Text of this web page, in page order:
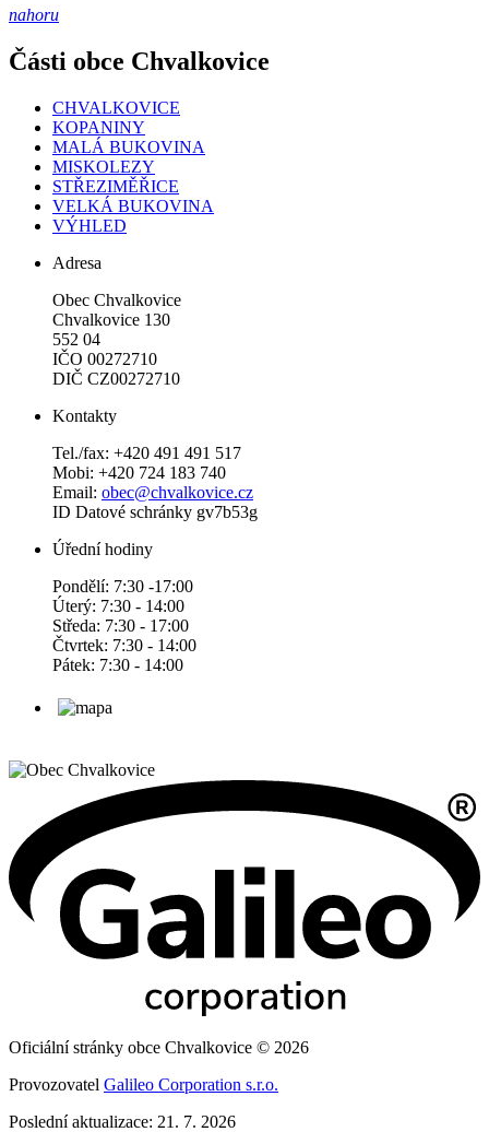
nahoru
Části obce Chvalkovice
CHVALKOVICE
KOPANINY
MALÁ BUKOVINA
MISKOLEZY
STŘEZIMĚŘICE
VELKÁ BUKOVINA
VÝHLED
Adresa
Obec Chvalkovice
Chvalkovice 130
552 04
IČO 00272710
DIČ CZ00272710
Kontakty
Tel./fax: +420 491 491 517
Mobi: +420 724 183 740
Email: obec@chvalkovice.cz
ID Datové schránky gv7b53g
Úřední hodiny
Pondělí: 7:30 -17:00
Úterý: 7:30 - 14:00
Středa: 7:30 - 17:00
Čtvrtek: 7:30 - 14:00
Pátek: 7:30 - 14:00
Oficiální stránky obce Chvalkovice © 2026
Provozovatel Galileo Corporation s.r.o.
Poslední aktualizace: 21. 7. 2026